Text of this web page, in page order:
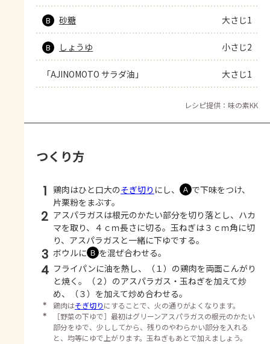
B 砂糖 大さじ1
B しょうゆ 小さじ2
「AJINOMOTO サラダ油」 大さじ1
レシピ提供：味の素KK
つくり方
1 鶏肉はひと口大のそぎ切り にし、 Ａ で下味をつけ、
片栗粉をまぶす。
2 アスパラガスは根元のかたい部分を切り落とし、ハカ
マを取り、４ｃｍ長さに切る。玉ねぎは３ｃｍ角に切
り、アスパラガスと一緒に下ゆでする。
3 ボウルに Ｂ を混ぜ合わせる。
4 フライパンに油を熱し、（１）の鶏肉を両面こんがり
と焼く。（２）のアスパラガス・玉ねぎを加えて炒
め、（３）を加えて炒め合わせる。
＊ 鶏肉はそぎ切りにすることで、火の通りがよくなります。
＊
［野菜の下ゆで］最初はグリーンアスパラガスの根元のかたい
部分をゆで、少ししてから、残りのやわらかい部分を入れる
と、均等にゆで上がります。玉ねぎもあとで加えましょう。